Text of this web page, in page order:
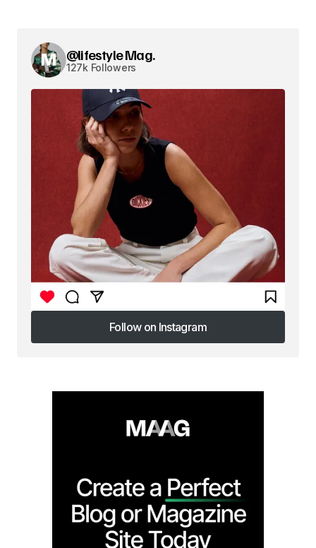
@lifestyle Mag.
127k Followers
Follow on Instagram
Follow on Instagram